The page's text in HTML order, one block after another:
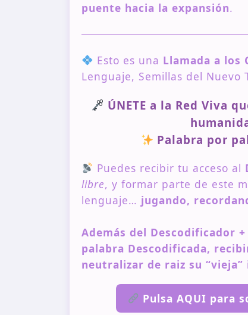
puente hacia la expansión.
Esto es una Llamada a los
Lenguaje, Semillas del Nuevo
ÚNETE a la Red Viva
Palabra por
Puedes recibir tu acceso al
libre, y formar parte de este
lenguaje… jugando,
Además del Descodificador
palabra Descodificada,
neutralizar de raiz su
Pulsa AQUI para